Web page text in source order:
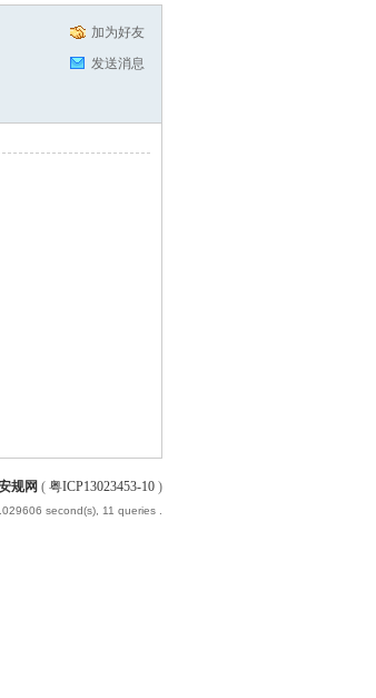
加为好友
发送消息
规网 ( 粤ICP13023453-10 )
second(s), 11 queries .